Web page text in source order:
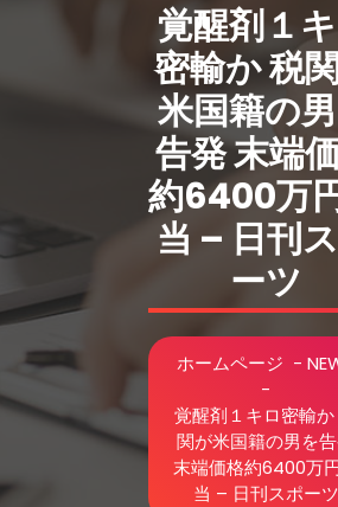
覚醒剤１
密輸か 税
米国籍の
告発 末端
約6400万
当 – 日刊
ーツ
ホームページ -
-
覚醒剤１キロ密輸
関が米国籍の男を
末端価格約6400万
当 – 日刊スポーツ